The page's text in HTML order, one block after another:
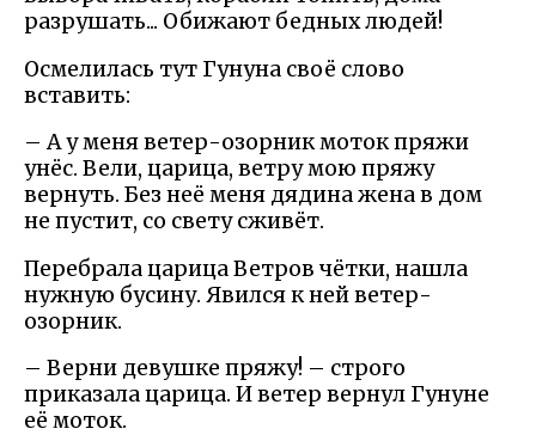
разрушать... Обижают бедных людей!
Осмелилась тут Гунуна своё слово
вставить:
– А у меня ветер-озорник моток пряжи
унёс. Вели, царица, ветру мою пряжу
вернуть. Без неё меня дядина жена в дом
не пустит, со свету сживёт.
Перебрала царица Ветров чётки, нашла
нужную бусину. Явился к ней ветер-
озорник.
– Верни девушке пряжу! – строго
приказала царица. И ветер вернул Гунуне
её моток.